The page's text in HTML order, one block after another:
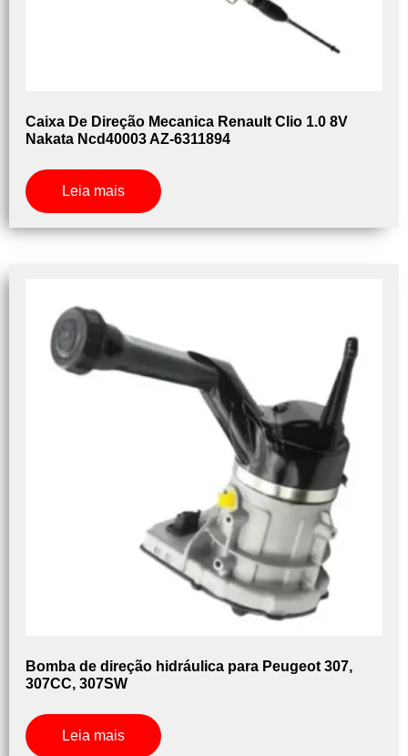
Caixa De Direção Mecanica Renault Clio 1.0 8V
Nakata Ncd40003 AZ-6311894
Leia mais
Bomba de direção hidráulica para Peugeot 307,
307CC, 307SW
Leia mais